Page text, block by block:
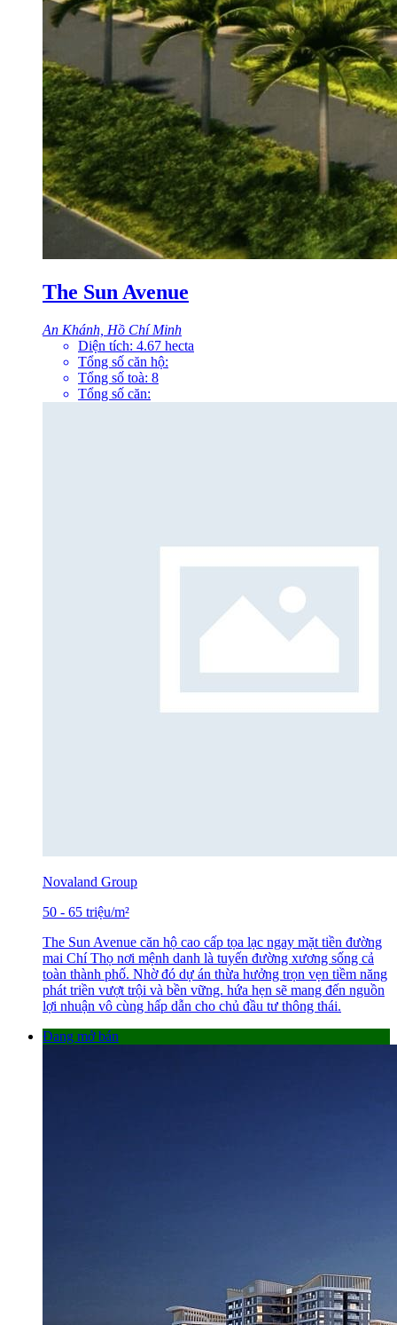
The Sun Avenue
An Khánh, Hồ Chí Minh
Diện tích: 4.67 hecta
Tổng số căn hộ:
Tổng số toà: 8
Tổng số căn:
Novaland Group
50 - 65 triệu/m²
The Sun Avenue căn hộ cao cấp tọa lạc ngay mặt tiền đường
mai Chí Thọ nơi mệnh danh là tuyến đường xương sống cả
toàn thành phố. Nhờ đó dự án thừa hưởng trọn vẹn tiềm năng
phát triền vượt trội và bền vững. hứa hẹn sẽ mang đến nguồn
lợi nhuận vô cùng hấp dẫn cho chủ đầu tư thông thái.
Đang mở bán